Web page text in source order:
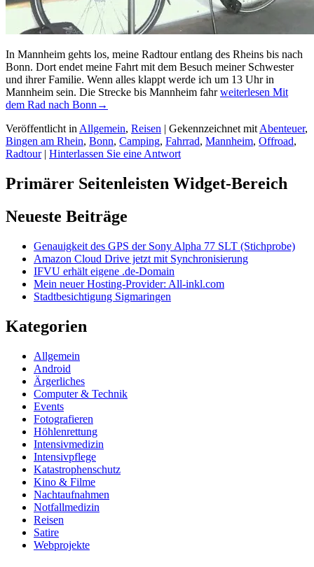
In Mannheim gehts los, meine Radtour entlang des Rheins bis nach
Bonn. Dort endet meine Fahrt mit dem Besuch meiner Schwester
und ihrer Familie. Wenn alles klappt werde ich um 13 Uhr in
Mannheim sein. Die Strecke bis Mannheim fahrweiterlesen Mit
dem Rad nach Bonn →
Veröffentlicht in Allgemein, Reisen | Gekennzeichnet mit Abenteuer,
Bingen am Rhein, Bonn, Camping, Fahrrad, Mannheim, Offroad,
Radtour | Hinterlassen Sie eine Antwort
Primärer Seitenleisten Widget-Bereich
Neueste Beiträge
Genauigkeit des GPS der Sony Alpha 77 SLT (Stichprobe)
Amazon Cloud Drive jetzt mit Synchronisierung
IFVU erhält eigene .de-Domain
Mein neuer Hosting-Provider: All-inkl.com
Stadtbesichtigung Sigmaringen
Kategorien
Allgemein
Android
Ärgerliches
Computer & Technik
Events
Fotografieren
Höhlenrettung
Intensivmedizin
Intensivpflege
Katastrophenschutz
Kino & Filme
Nachtaufnahmen
Notfallmedizin
Reisen
Satire
Webprojekte